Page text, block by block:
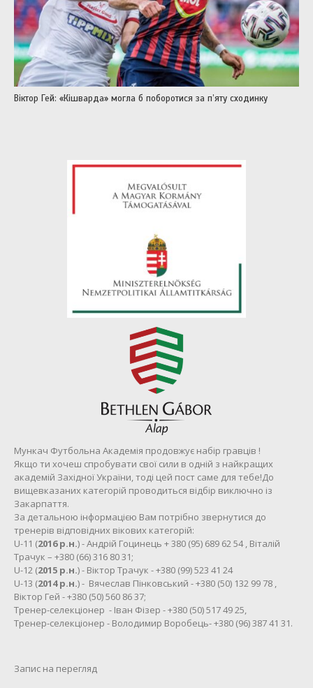
Віктор Гей: «Кішварда» могла б поборотися за п’яту сходинку
Мункач Футбольна Академія продовжує набір гравців !
Якщо ти хочеш спробувати свої сили в одній з найкращих
академій Західної України, тоді цей пост саме для тебе!До
вищевказаних категорій проводиться відбір виключно із
Закарпаття.
За детальною інформацією Вам потрібно звернутися до
тренерів відповідних вікових категорій:
U-11 (2016 р.н.) - Андрій Гоцинець + 380 (95) 689 62 54 , Віталій
Трачук – +380 (66) 316 80 31;
U-12 (2015 р.н.) - Віктор Трачук - +380 (99) 523 41 24
U-13 (2014 р.н.) - Вячеслав Пінковський - +380 (50) 132 99 78 ,
Віктор Гей - +380 (50) 560 86 37;
Тренер-селекціонер - Іван Фізер - +380 (50) 517 49 25,
Тренер-селекціонер - Володимир Воробець- +380 (96) 387 41 31.
Запис на перегляд